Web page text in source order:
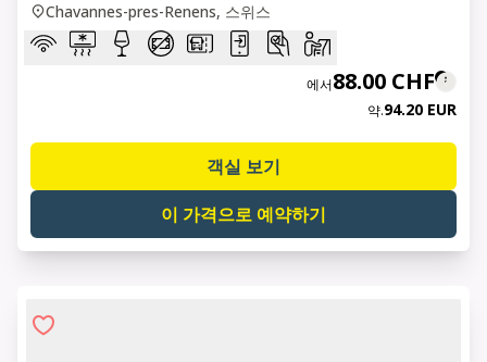
Chavannes-pres-Renens, 스위스
에서88.00 CHF
약.94.20 EUR
객실 보기
이 가격으로 예약하기